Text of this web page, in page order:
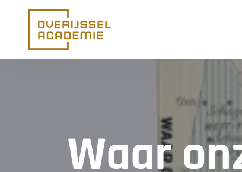
Ga naar de inhoud
Waar